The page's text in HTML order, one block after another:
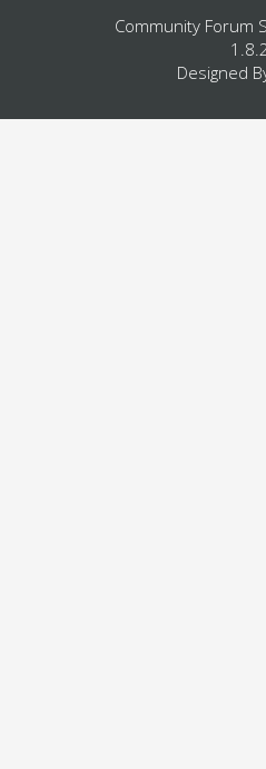
Community Forum
Designed